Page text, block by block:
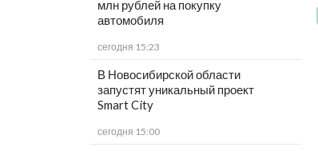
млн рублей на покупку
автомобиля
сегодня 15:23
В Новосибирской области
запустят уникальный проект
Smart City
сегодня 15:00